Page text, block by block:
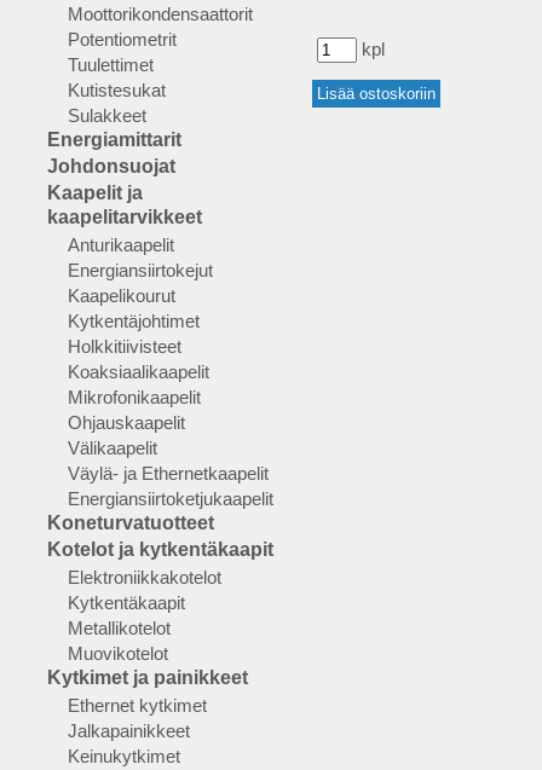
Moottorikondensaattorit
Potentiometrit
Tuulettimet
Kutistesukat
Sulakkeet
Energiamittarit
Johdonsuojat
Kaapelit ja
kaapelitarvikkeet
Anturikaapelit
Energiansiirtokejut
Kaapelikourut
Kytkentäjohtimet
Holkkitiivisteet
Koaksiaalikaapelit
Mikrofonikaapelit
Ohjauskaapelit
Välikaapelit
Väylä- ja Ethernetkaapelit
Energiansiirtoketjukaapelit
Koneturvatuotteet
Kotelot ja kytkentäkaapit
Elektroniikkakotelot
Kytkentäkaapit
Metallikotelot
Muovikotelot
Kytkimet ja painikkeet
Ethernet kytkimet
Jalkapainikkeet
Keinukytkimet
kpl